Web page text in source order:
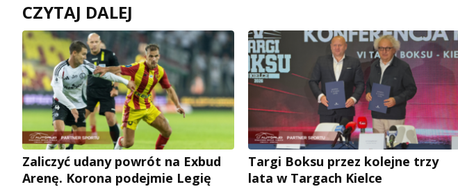
CZYTAJ DALEJ
Zaliczyć udany powrót na Exbud
Arenę. Korona podejmie Legię
Targi Boksu przez kolejne trzy
lata w Targach Kielce